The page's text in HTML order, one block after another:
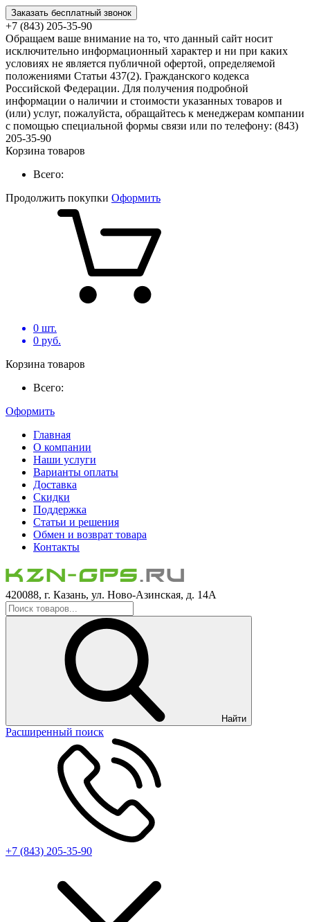
Заказать бесплатный звонок
+7 (843) 205-35-90
Обращаем ваше внимание на то, что данный сайт носит
исключительно информационный характер и ни при каких
условиях не является публичной офертой, определяемой
положениями Статьи 437(2). Гражданского кодекса
Российской Федерации. Для получения подробной
информации о наличии и стоимости указанных товаров и
(или) услуг, пожалуйста, обращайтесь к менеджерам компании
с помощью специальной формы связи или по телефону: (843)
205-35-90
Корзина товаров
Всего:
Продолжить покупки Оформить
0 шт.
0 руб.
Корзина товаров
Всего:
Оформить
Главная
О компании
Наши услуги
Варианты оплаты
Доставка
Скидки
Поддержка
Статьи и решения
Обмен и возврат товара
Контакты
420088, г. Казань, ул. Ново-Азинская, д. 14А
Найти
Расширенный поиск
+7 (843) 205-35-90